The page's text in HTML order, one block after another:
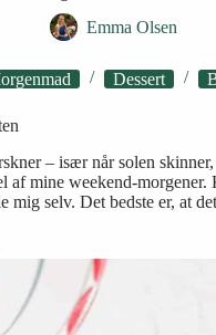
Emma Olsen
Dessert
– især når solen
af mine weekend-
selv. Det bedste er, at